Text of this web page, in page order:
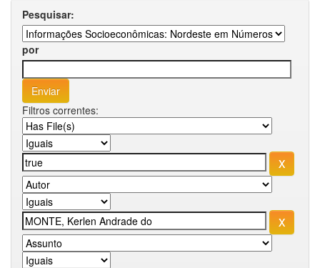
Pesquisar:
por
Filtros correntes: